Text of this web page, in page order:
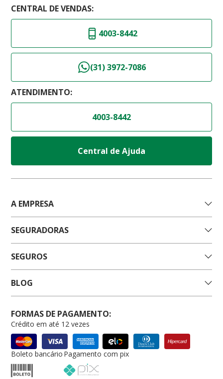
CENTRAL DE VENDAS:
4003-8442
(31) 3972-7086
ATENDIMENTO:
4003-8442
Central de Ajuda
A EMPRESA
SEGURADORAS
SEGUROS
BLOG
FORMAS DE PAGAMENTO:
Crédito em até 12 vezes
Boleto bancário Pagamento com pix